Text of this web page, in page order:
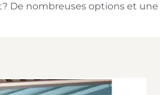
De nombreuses options et